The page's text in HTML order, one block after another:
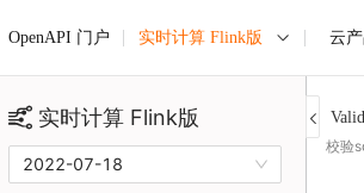
OpenAPI 门户 实时计算 Flink版 云
实时计算 Flink版
2022-07-18
校验